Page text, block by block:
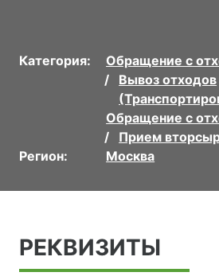
Категория:
Обращение с
Вывоз отходов
Обращение с
Прием
Регион:
Москва
РЕКВИЗИТЫ